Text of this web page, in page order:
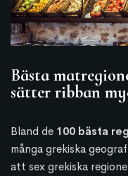
Bästa
sätter ribban
Bland de 100 bästa
många grekiska
att sex grekiska